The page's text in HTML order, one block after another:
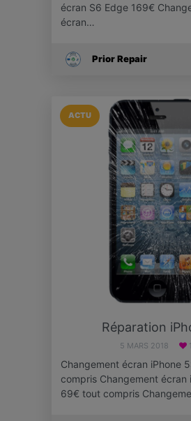
écran S6 Edge 169€
écran…
Prior Repair
ACTU
Réparation
5 MARS 2018 1
Changement écran iPhone
compris Changement écran
69€ tout compris